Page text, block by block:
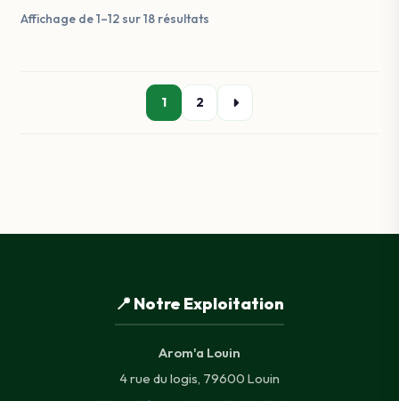
Affichage de 1–12 sur 18 résultatsTrié
1 2
📍 Notre Exploitation
Arom'a Louin
4 rue du logis, 79600 Louin